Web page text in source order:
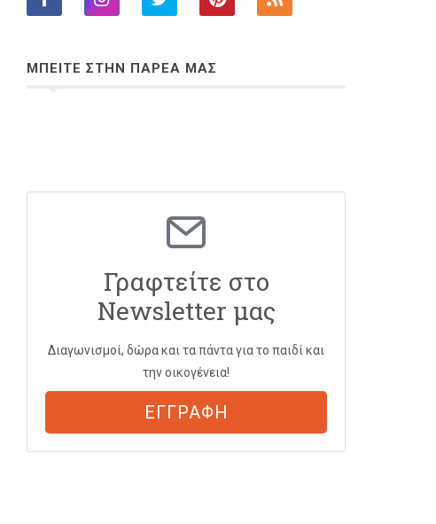
ΜΠΕΙΤΕ ΣΤΗΝ ΠΑΡΕΑ ΜΑΣ
Γραφτείτε στο
Newsletter μας
Διαγωνισμοί, δώρα και τα πάντα για το παιδί και
την οικογένεια!
ΕΓΓΡΑΦΗ